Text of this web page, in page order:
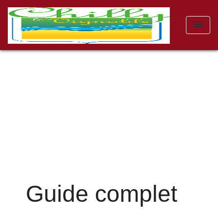
menu
Guide complet